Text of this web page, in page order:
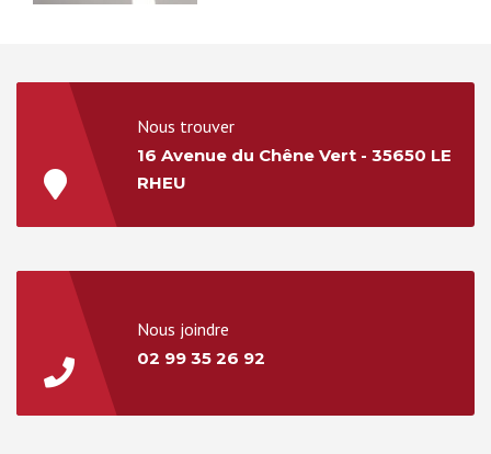
Nous trouver
16 Avenue du Chêne Vert - 35650 LE
RHEU
Nous joindre
02 99 35 26 92